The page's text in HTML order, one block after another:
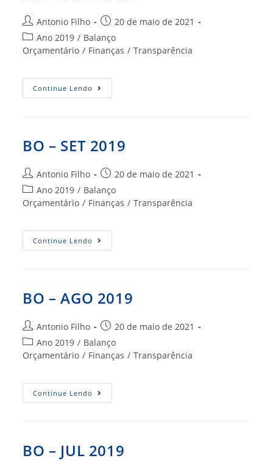
Autor
do
post:
Antonio Filho
Post
publicado:
20 de maio de 2021
Categoria
do
Ano 2019 / Balanço
Orçamentário / Finanças / Transparência
Continue Lendo BO
–
BO – SET 2019
Autor
do
post:
Antonio Filho
Post
publicado:
20 de maio de 2021
Categoria
do
Ano 2019 / Balanço
Orçamentário / Finanças / Transparência
Continue Lendo BO
–
BO – AGO 2019
Autor
do
post:
Antonio Filho
Post
publicado:
20 de maio de 2021
Categoria
do
Ano 2019 / Balanço
Orçamentário / Finanças / Transparência
Continue Lendo BO
–
BO – JUL 2019